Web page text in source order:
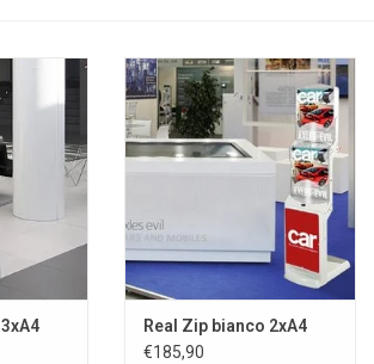
Real Zip bianco 2xA4
€185,90